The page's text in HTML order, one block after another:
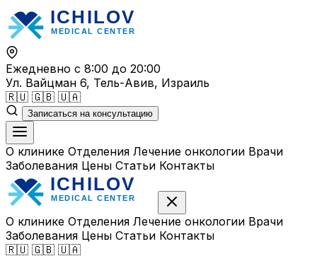
Перейти
к
содержимому
Ежедневно с 8:00 до 20:00
Ул. Вайцман 6, Тель-Авив, Израиль
🇷🇺 🇬🇧 🇺🇦
Записаться на консультацию
О клинике Отделения Лечение онкологии Врачи
Заболевания Цены Статьи Контакты
О клинике Отделения Лечение онкологии Врачи
Заболевания Цены Статьи Контакты
🇷🇺 🇬🇧 🇺🇦